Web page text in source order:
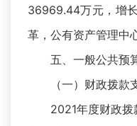
36969.44万元，增
革，公有资产管理中
五、一般公共预算
（一）财政拨款
2021年度财政拨